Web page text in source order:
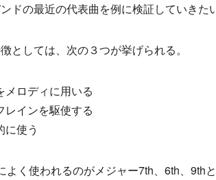
ドの最近の代表曲を例に検証していきたい
としては、次の３つが挙げられる。
メロディに用いる
レインを駆使する
に使う
く使われるのがメジャー7th、6th、9th